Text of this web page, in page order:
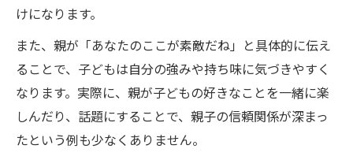
けになります。
また、親が「あなたのここが素敵だね」と具体的に伝え
ることで、子どもは自分の強みや持ち味に気づきやすく
なります。実際に、親が子どもの好きなことを一緒に楽
しんだり、話題にすることで、親子の信頼関係が深まっ
たという例も少なくありません。